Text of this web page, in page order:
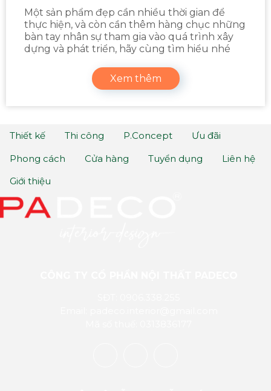
Một sản phẩm đẹp cần nhiều thời gian để
thực hiện, và còn cần thêm hàng chục những
bàn tay nhân sự tham gia vào quá trình xây
dựng và phát triển, hãy cùng tìm hiểu nhé
Xem thêm
Thiết kế Thi công P.Concept
Ưu đãi
Phong cách
Cửa hàng Tuyển dụng
Liên hệ
Giới thiệu